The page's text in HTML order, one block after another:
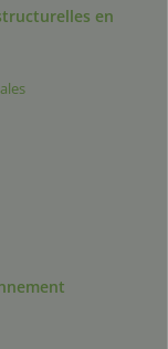
en